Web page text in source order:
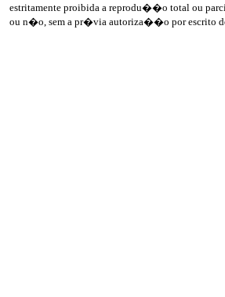
estritamente proibida a reprodu��o total ou
ou n�o, sem a pr�via autoriza��o por escrito